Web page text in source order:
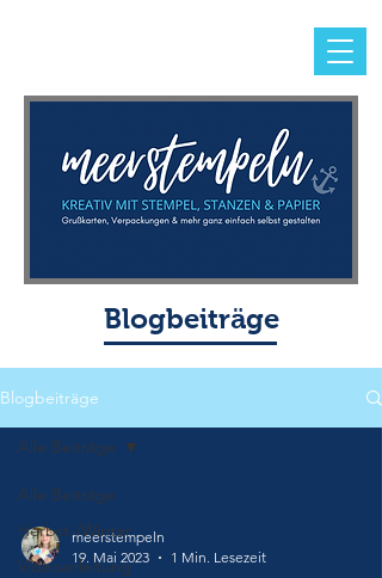
Blogbeiträge
Blogbeiträge
Alle Beiträge
Herbst-/Winter
Videoanleitung
Alle Beiträge
meerstempeln
19. Mai 2023
1 Min. Lesezeit